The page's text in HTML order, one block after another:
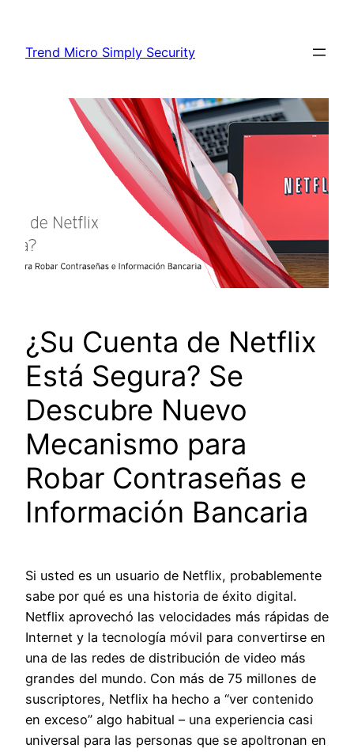
content
Trend Micro Simply Security
¿Su Cuenta de Netflix
Está Segura? Se
Descubre Nuevo
Mecanismo para
Robar Contraseñas e
Información Bancaria
Si usted es un usuario de Netflix, probablemente
sabe por qué es una historia de éxito digital.
Netflix aprovechó las velocidades más rápidas de
Internet y la tecnología móvil para convertirse en
una de las redes de distribución de video más
grandes del mundo. Con más de 75 millones de
suscriptores, Netflix ha hecho a “ver contenido
en exceso” algo habitual – una experiencia casi
universal para las personas que se apoltronan en